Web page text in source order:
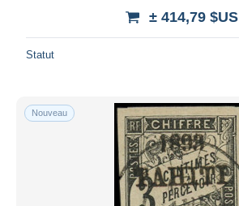
± 414,79 $US
Statut
Nouveau